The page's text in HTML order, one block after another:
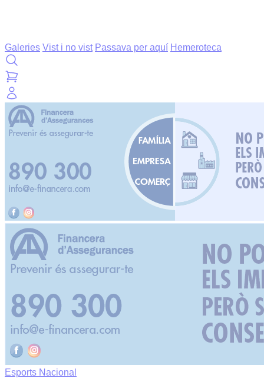
Galeries Vist i no vist Passava per aquí Hemeroteca
Esports Nacional